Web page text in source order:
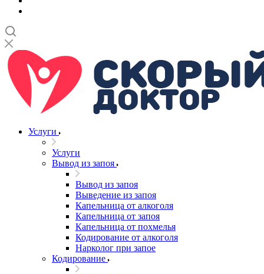
Услуги
Услуги
Вывод из запоя
Вывод из запоя
Выведение из запоя
Капельница от алкоголя
Капельница от запоя
Капельница от похмелья
Кодирование от алкоголя
Нарколог при запое
Кодирование